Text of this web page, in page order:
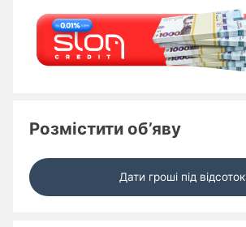
Розмістити об’яву
Дати гроші під відсоток